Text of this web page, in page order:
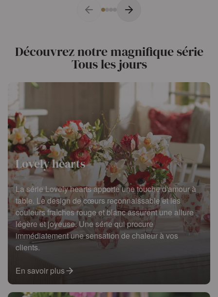
Découvrez notre magnifique série
Tous les jours
Lovely hearts
La série Lovely hearts apporte une touche d'amour à
table. Le design de cœurs reconnaissable et les
couleurs fraîches rouge et blanc assurent une allure
légère et joyeuse. Une série qui procure
immédiatement une sensation de chaleur à vos
clients.
En savoir plus